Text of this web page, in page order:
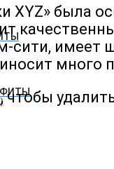
XYZ» была
сити, имеет
много
, чтобы